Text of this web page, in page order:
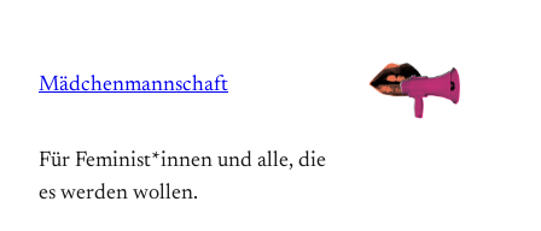
springen
Mädchenmannschaft
Für Feminist*innen und alle, die
es werden wollen.